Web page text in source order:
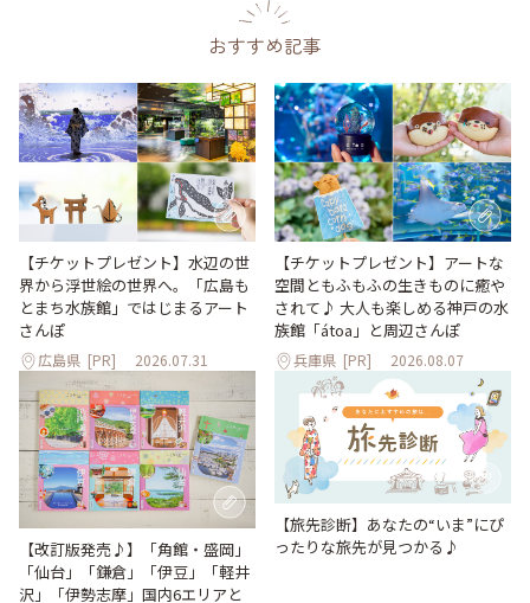
おすすめ記事
【チケットプレゼント】水辺の世
界から浮世絵の世界へ。「広島も
とまち水族館」ではじまるアート
さんぽ
広島県 [PR] 2026.07.31
【チケットプレゼント】アートな
空間ともふもふの生きものに癒や
されて♪ 大人も楽しめる神戸の水
族館「átoa」と周辺さんぽ
兵庫県 [PR] 2026.08.07
【改訂版発売♪】「角館・盛岡」
「仙台」「鎌倉」「伊豆」「軽井
沢」「伊勢志摩」国内6エリアと
【旅先診断】あなたの“いま”にぴ
ったりな旅先が見つかる♪